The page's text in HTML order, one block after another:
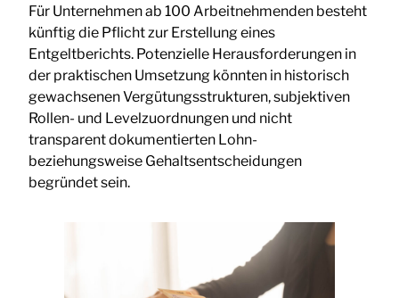
Für Unternehmen ab 100 Arbeitnehmenden besteht
künftig die Pflicht zur Erstellung eines
Entgeltberichts. Potenzielle Herausforderungen in
der praktischen Umsetzung könnten in historisch
gewachsenen Vergütungsstrukturen, subjektiven
Rollen- und Levelzuordnungen und nicht
transparent dokumentierten Lohn-
beziehungsweise Gehaltsentscheidungen
begründet sein.